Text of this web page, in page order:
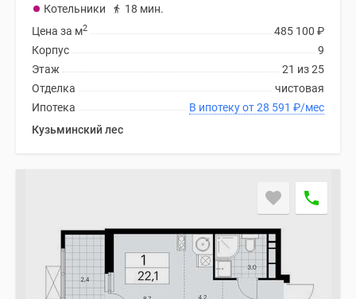
Котельники
18 мин.
485 100 ₽
Цена за м2
9
Корпус
21 из 25
Этаж
чистовая
Отделка
В ипотеку от 28 591 ₽/мес
Ипотека
Кузьминский лес